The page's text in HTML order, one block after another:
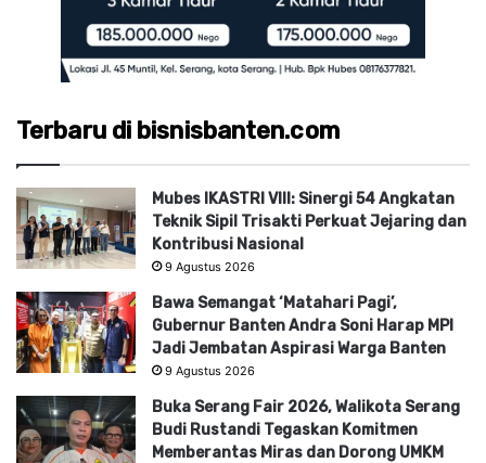
Terbaru di bisnisbanten.com
Mubes IKASTRI VIII: Sinergi 54 Angkatan
Teknik Sipil Trisakti Perkuat Jejaring dan
Kontribusi Nasional
9 Agustus 2026
Bawa Semangat ‘Matahari Pagi’,
Gubernur Banten Andra Soni Harap MPI
Jadi Jembatan Aspirasi Warga Banten
9 Agustus 2026
Buka Serang Fair 2026, Walikota Serang
Budi Rustandi Tegaskan Komitmen
Memberantas Miras dan Dorong UMKM